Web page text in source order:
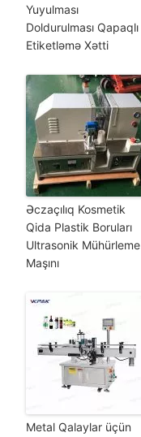
Yuyulması
Doldurulması Qapaqlı
Etiketləmə Xətti
Əczaçılıq Kosmetik
Qida Plastik Boruları
Ultrasonik Mühürleme
Maşını
Metal Qalaylar üçün